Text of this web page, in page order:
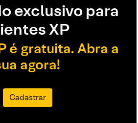
exclusivo para
XP
é gratuita. Abra a
agora!
Cadastrar